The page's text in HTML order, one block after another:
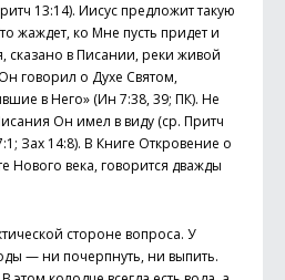
13:14). Иисус предложит такую
жаждет, ко Мне пусть придет и
сказано в Писании, реки живой
говорил о Духе Святом,
в Него» (Ин 7:38, 39; ПК). Не
Он имел в виду (ср. Притч
Зах 14:8). В Книге Откровение о
Нового века, говорится дважды
стороне вопроса. У
— ни почерпнуть, ни выпить.